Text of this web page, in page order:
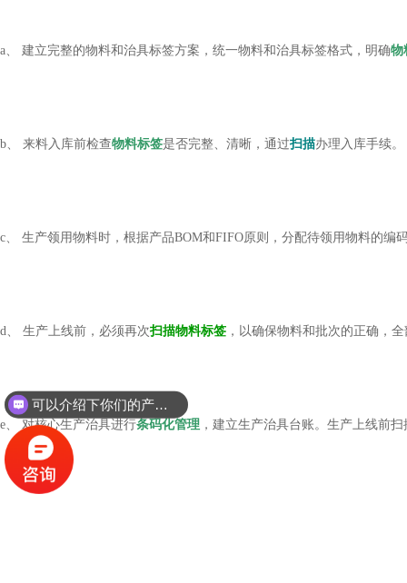
a、 建立完整的物料和治具标签方案，统一物料和治具标签格式，明确物
b、 来料入库前检查物料标签是否完整、清晰，通过扫描办理入库手续。
c、 生产领用物料时，根据产品BOM和FIFO原则，分配待领用物料的编
d、 生产上线前，必须再次扫描物料标签 ，以确保物料和批次的正确，
e、 对核心生产治具进行条码化管理 ，建立生产治具台账。生产上线前
可以介绍下你们的产品么？